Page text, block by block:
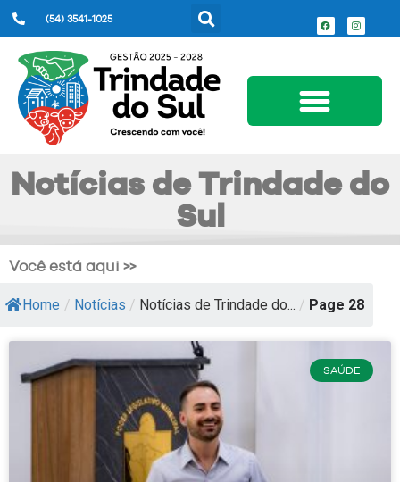
(54) 3541-1025
Notícias de Trindade do
Sul
Você está aqui >>
Home / Notícias / Notícias de Trindade do... / Page 28
SAÚDE